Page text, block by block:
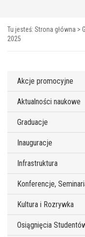
Tu jesteś: Strona główna >
2025
Akcje promocyjne
Aktualności naukowe
Graduacje
Inauguracje
Infrastruktura
Konferencje,
Kultura i Rozrywka
Osiągnięcia